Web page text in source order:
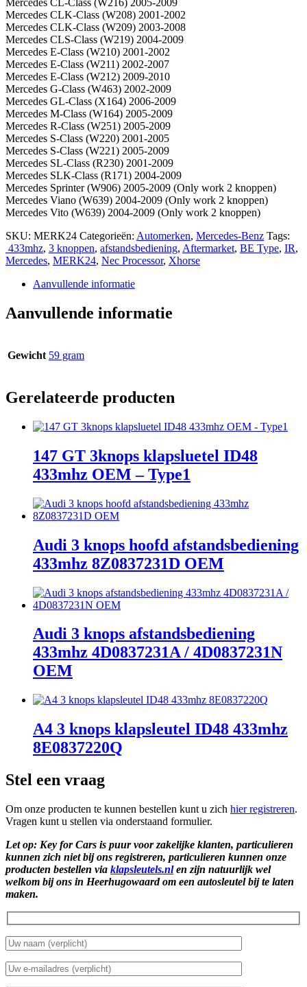
Mercedes CL-Class (W216) 2005-2009
Mercedes CLK-Class (W208) 2001-2002
Mercedes CLK-Class (W209) 2003-2008
Mercedes CLS-Class (W219) 2004-2009
Mercedes E-Class (W210) 2001-2002
Mercedes E-Class (W211) 2002-2007
Mercedes E-Class (W212) 2009-2010
Mercedes G-Class (W463) 2002-2009
Mercedes GL-Class (X164) 2006-2009
Mercedes M-Class (W164) 2005-2009
Mercedes R-Class (W251) 2005-2009
Mercedes S-Class (W220) 2001-2005
Mercedes S-Class (W221) 2005-2009
Mercedes SL-Class (R230) 2001-2009
Mercedes SLK-Class (R171) 2004-2009
Mercedes Sprinter (W906) 2005-2009 (Only work 2 knoppen)
Mercedes Viano (W639) 2004-2009 (Only work 2 knoppen)
Mercedes Vito (W639) 2004-2009 (Only work 2 knoppen)
SKU: MERK24 Categorieën: Automerken, Mercedes-Benz Tags:
433mhz, 3 knoppen, afstandsbediening, Aftermarket, BE Type, IR,
Mercedes, MERK24, Nec Processor, Xhorse
Aanvullende informatie
Aanvullende informatie
Gewicht 59 gram
Gerelateerde producten
147 GT 3knops klapsluetel ID48
433mhz OEM – Type1
Audi 3 knops hoofd afstandsbediening
433mhz 8Z0837231D OEM
Audi 3 knops afstandsbediening
433mhz 4D0837231A / 4D0837231N
OEM
A4 3 knops klapsleutel ID48 433mhz
8E0837220Q
Stel een vraag
Om onze producten te kunnen bestellen kunt u zich hier registreren.
Vragen kunt u stellen via onderstaand formulier.
Let op: Key for Cars is puur voor zakelijke klanten, particulieren
kunnen zich niet bij ons registreren, particulieren kunnen onze
producten bestellen via klapsleutels.nlen zijn natuurlijk wel
welkom bij ons in Heerhugowaard om een autosleutel bij te laten
maken.